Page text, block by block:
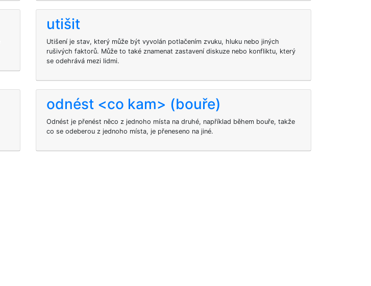
utišit
Utišení je stav, který může být vyvolán potlačením zvuku, hluku nebo jiných
rušivých faktorů. Může to také znamenat zastavení diskuze nebo konfliktu, který
se odehrává mezi lidmi.
odnést <co kam> (bouře)
Odnést je přenést něco z jednoho místa na druhé, například během bouře, takže
co se odeberou z jednoho místa, je přeneseno na jiné.